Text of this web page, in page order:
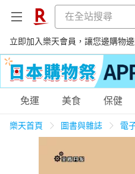
立即加入樂天會員，讓您邊購物邊
購物網分類
天天免運
免運 美食 保健
樂天首頁 圖書與雜誌 電